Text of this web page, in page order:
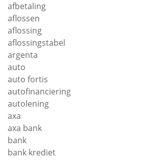
afbetaling
aflossen
aflossing
aflossingstabel
argenta
auto
auto fortis
autofinanciering
autolening
axa
axa bank
bank
bank krediet